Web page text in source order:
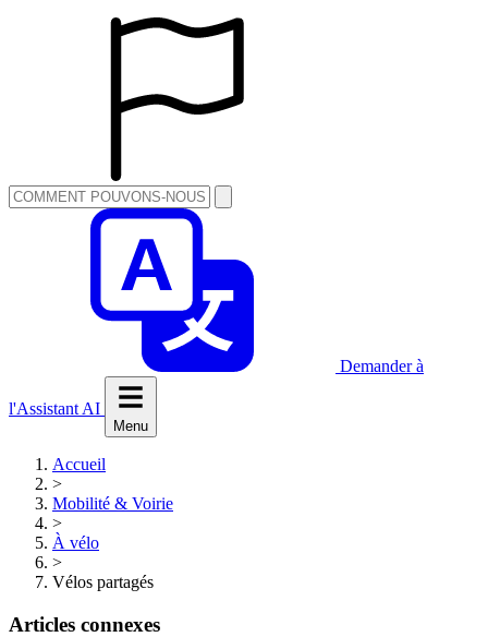
Demander à
l'Assistant AI
Menu
Accueil
>
Mobilité & Voirie
>
À vélo
>
Vélos partagés
Articles connexes